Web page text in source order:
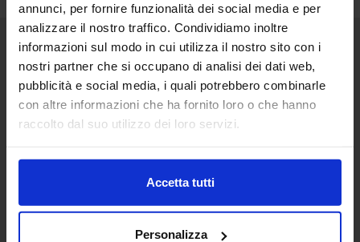
annunci, per fornire funzionalità dei social media e per
analizzare il nostro traffico. Condividiamo inoltre
informazioni sul modo in cui utilizza il nostro sito con i
nostri partner che si occupano di analisi dei dati web,
pubblicità e social media, i quali potrebbero combinarle
con altre informazioni che ha fornito loro o che hanno
raccolto dal suo utilizzo dei loro servizi.
Accetta tutti
Personalizza
Senaf srl
+ 39 051.325511
+ 39 02.332039460